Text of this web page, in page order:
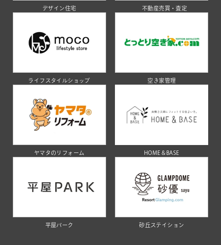
デザイン住宅 不動産売買・査定
ライフスタイルショップ 空き家管理
ヤマタのリフォーム HOME＆BASE
平屋パーク 砂丘ステイション